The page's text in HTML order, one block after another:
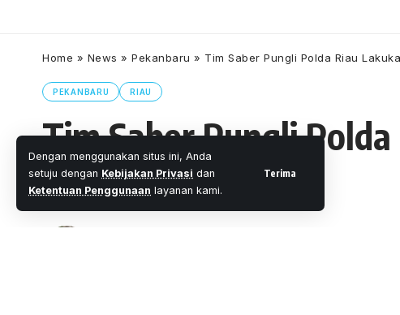
Dengan menggunakan situs ini, Anda
setuju dengan Kebijakan Privasi dan
Ketentuan Penggunaan layanan kami.
Terima
Home » News » Pekanbaru » Tim Saber Pungli Polda Riau
PEKANBARU RIAU
Tim Saber Pungli
Pekanbaru